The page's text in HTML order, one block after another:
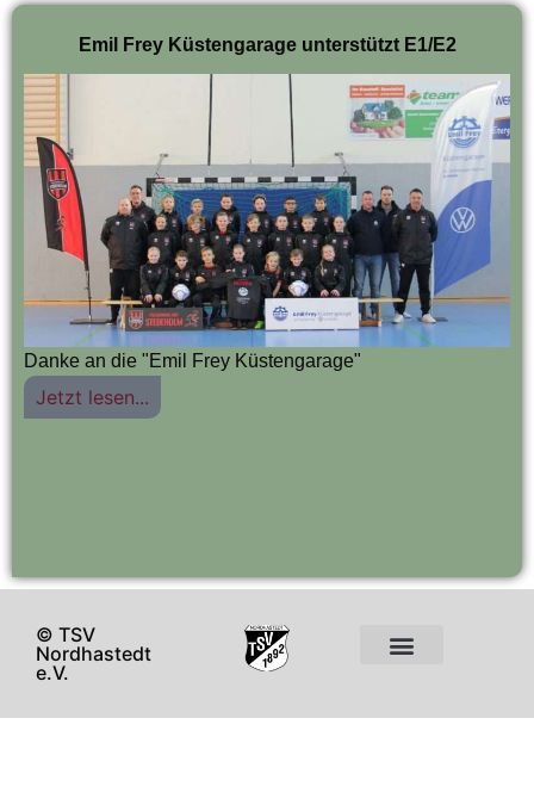
Emil Frey Küstengarage unterstützt E1/E2
Danke an die "Emil Frey Küstengarage"
Jetzt lesen...
© TSV
Nordhastedt
e.V.